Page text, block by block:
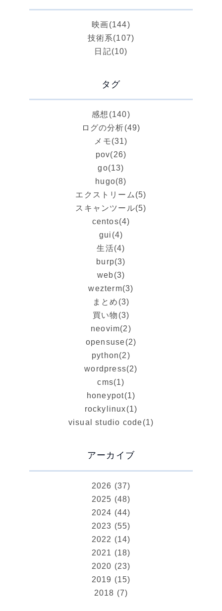
映画(144)
技術系(107)
日記(10)
タグ
感想 (140)
ログの分析(49)
メモ(31)
pov(26)
go(13)
hugo(8)
エクストリーム (5)
スキャンツール(5)
centos(4)
gui (4)
生活(4)
burp(3)
web(3)
wezterm(3)
まとめ (3)
買い物 (3)
neovim(2)
opensuse(2)
python(2)
wordpress(2)
cms(1)
honeypot(1)
rockylinux(1)
visual studio code(1)
アーカイブ
2026 (37)
2025 (48)
2024 (44)
2023 (55)
2022 (14)
2021 (18)
2020 (23)
2019 (15)
2018 (7)